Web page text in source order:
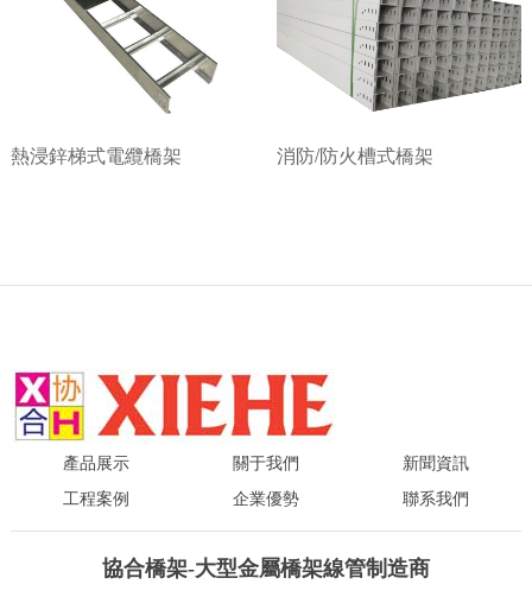
熱浸鋅梯式電纜橋架 消防/防火槽式橋架
產品展示 關于我們
新聞資訊
工程案例
企業優勢 聯系我們
協合橋架-大型金屬橋架線管制造商